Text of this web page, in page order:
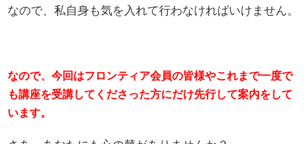
なので、私自身も気を入れて行わなければいけません。
なので、今回はフロンティア会員の皆様やこれまで一度で
も講座を受講してくださった方にだけ先行して案内をして
います。